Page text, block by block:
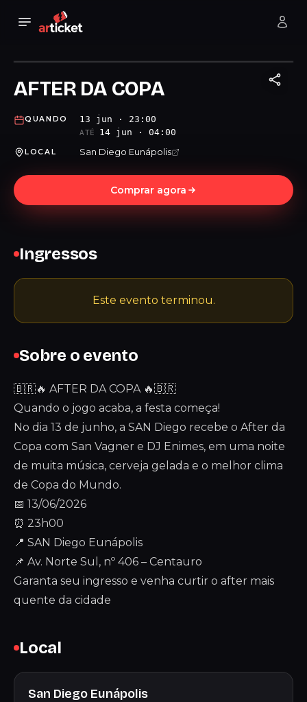
AFTER DA COPA
QUANDO 13 jun · 23:00
ATÉ 14 jun · 04:00
LOCAL San Diego Eunápolis
Comprar agora
Sobre o evento
🇧🇷🔥 AFTER DA COPA 🔥🇧🇷
Quando o jogo acaba, a festa começa!
No dia 13 de junho, a SAN Diego recebe o After da
Copa com San Vagner e DJ Enimes, em uma noite
de muita música, cerveja gelada e o melhor clima
de Copa do Mundo.
📅 13/06/2026
⏰ 23h00
📍 SAN Diego Eunápolis
📌 Av. Norte Sul, nº 406 – Centauro
Garanta seu ingresso e venha curtir o after mais
quente da cidade
Local
San Diego Eunápolis
Ingressos
Este evento terminou.